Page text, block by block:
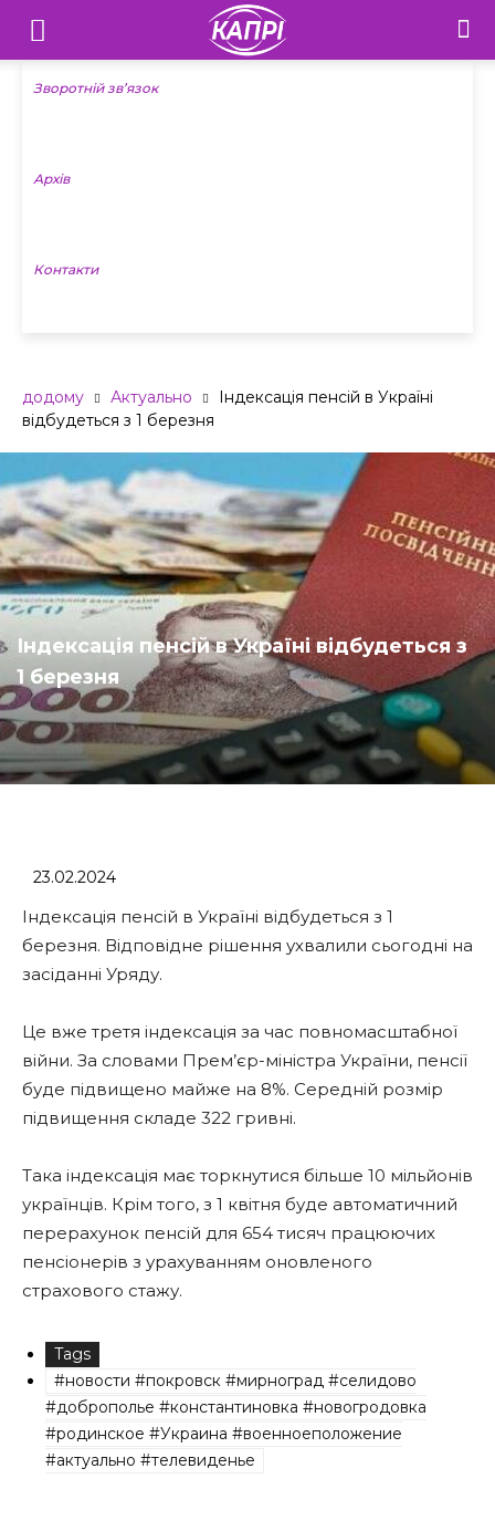
Телебачення
«Капрі»
Новини
Зворотній зв’язок
Архів
Контакти
додому Актуально
Індексація пенсій в Україні
відбудеться з 1 березня
Індексація пенсій в Україні відбудеться з
1 березня
23.02.2024
Індексація пенсій в Україні відбудеться з 1
березня. Відповідне рішення ухвалили сьогодні на
засіданні Уряду.
Це вже третя індексація за час повномасштабної
війни. За словами Прем’єр-міністра України, пенсії
буде підвищено майже на 8%. Середній розмір
підвищення складе 322 гривні.
Така індексація має торкнутися більше 10 мільйонів
українців. Крім того, з 1 квітня буде автоматичний
перерахунок пенсій для 654 тисяч працюючих
пенсіонерів з урахуванням оновленого
страхового стажу.
Tags
#новости #покровск #мирноград #селидово
#доброполье #константиновка #новогродовка
#родинское #Украина #военноеположение
#актуально #телевиденье